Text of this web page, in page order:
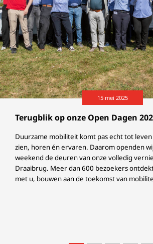
Terugblik op onze Open Dagen
15 mei 2025
Duurzame mobiliteit komt pas echt tot
zien, horen én ervaren. Daarom openden
weekend de deuren van onze volledig
Draaibrug. Meer dan 600 bezoekers
met u, bouwen aan de toekomst van